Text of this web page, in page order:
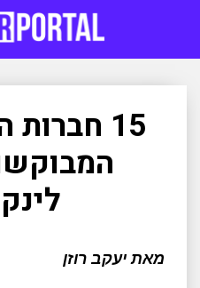
15
מאת יעקב רוזן